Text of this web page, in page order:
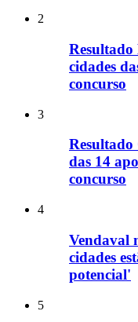
2
cidades
concurso
3
Resultado
das 14
concurso
4
Vendaval
cidades
potencial'
5